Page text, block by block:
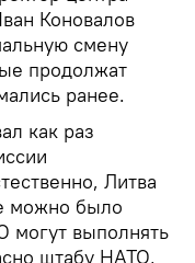
Коновалов
смену
продолжат
ранее.
как раз
Литва
можно было
могут выполнять
штабу НАТО,